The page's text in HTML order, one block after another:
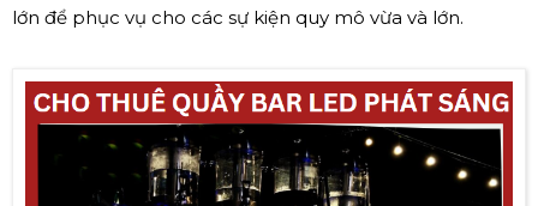
lớn để phục vụ cho các sự kiện quy mô vừa và lớn.